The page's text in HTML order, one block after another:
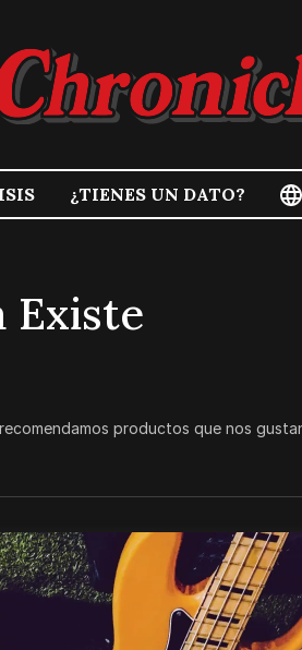
¿TIENES UN DATO?
Existe
productos que nos